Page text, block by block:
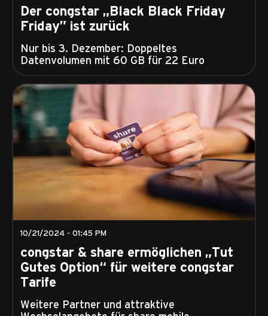
Der congstar „Black Black Friday
Friday” ist zurück
Nur bis 3. Dezember: Doppeltes
Datenvolumen mit 60 GB für 22 Euro
10/21/2024 - 01:45 PM
congstar & share ermöglichen „Tut
Gutes Option“ für weitere congstar
Tarife
Weitere Partner und attraktive